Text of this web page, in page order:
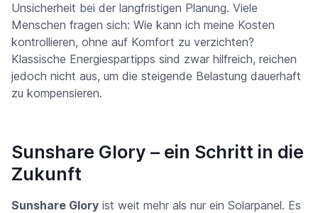
Unsicherheit bei der langfristigen Planung. Viele
Menschen fragen sich: Wie kann ich meine Kosten
kontrollieren, ohne auf Komfort zu verzichten?
Klassische Energiespartipps sind zwar hilfreich, reichen
jedoch nicht aus, um die steigende Belastung dauerhaft
zu kompensieren.
Sunshare Glory – ein Schritt in die
Zukunft
Sunshare Glory ist weit mehr als nur ein Solarpanel. Es